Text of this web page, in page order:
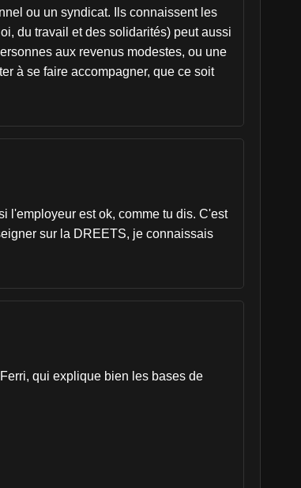
ou un syndicat. Ils connaissent les
du travail et des solidarités) peut aussi
aux revenus modestes, ou une
à se faire accompagner, que ce soit
l'employeur est ok, comme tu dis. C'est
sur la DREETS, je connaissais
qui explique bien les bases de